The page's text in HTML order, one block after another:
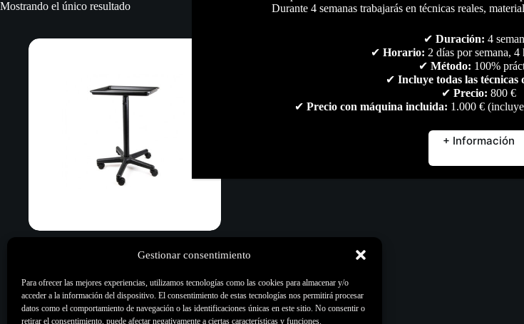
Gestionar consentimiento
Para ofrecer las mejores experiencias, utilizamos tecnologías como las cookies para almacenar y/o
acceder a la información del dispositivo. El consentimiento de estas tecnologías nos permitirá procesar
datos como el comportamiento de navegación o las identificaciones únicas en este sitio. No consentir o
retirar el consentimiento, puede afectar negativamente a ciertas características y funciones.
Mostrando el único resultado
Mesa de Trabajo con Ruedas
100,00 €
Mobiliario,Todo
Durante 4 semanas trabajarás en técnicas reales,
✔Duración: 4
✔Horario: 2 días por semana, 4
✔Método: 100%
✔Incluye todas las técnicas
✔Precio: 800 €
✔Precio con máquina incluida: 1.000 €
+ Información